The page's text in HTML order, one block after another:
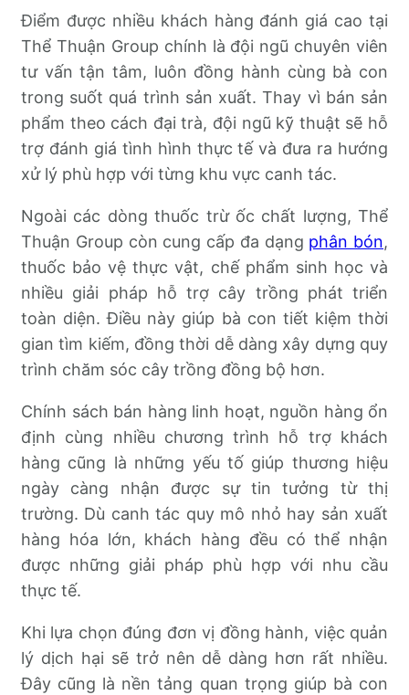
Điểm được nhiều khách hàng đánh giá cao tại
Thể Thuận Group chính là đội ngũ chuyên viên
tư vấn tận tâm, luôn đồng hành cùng bà con
trong suốt quá trình sản xuất. Thay vì bán sản
phẩm theo cách đại trà, đội ngũ kỹ thuật sẽ hỗ
trợ đánh giá tình hình thực tế và đưa ra hướng
xử lý phù hợp với từng khu vực canh tác.
Ngoài các dòng thuốc trừ ốc chất lượng, Thể
Thuận Group còn cung cấp đa dạng phân bón,
thuốc bảo vệ thực vật, chế phẩm sinh học và
nhiều giải pháp hỗ trợ cây trồng phát triển
toàn diện. Điều này giúp bà con tiết kiệm thời
gian tìm kiếm, đồng thời dễ dàng xây dựng quy
trình chăm sóc cây trồng đồng bộ hơn.
Chính sách bán hàng linh hoạt, nguồn hàng ổn
định cùng nhiều chương trình hỗ trợ khách
hàng cũng là những yếu tố giúp thương hiệu
ngày càng nhận được sự tin tưởng từ thị
trường. Dù canh tác quy mô nhỏ hay sản xuất
hàng hóa lớn, khách hàng đều có thể nhận
được những giải pháp phù hợp với nhu cầu
thực tế.
Khi lựa chọn đúng đơn vị đồng hành, việc quản
lý dịch hại sẽ trở nên dễ dàng hơn rất nhiều.
Đây cũng là nền tảng quan trọng giúp bà con